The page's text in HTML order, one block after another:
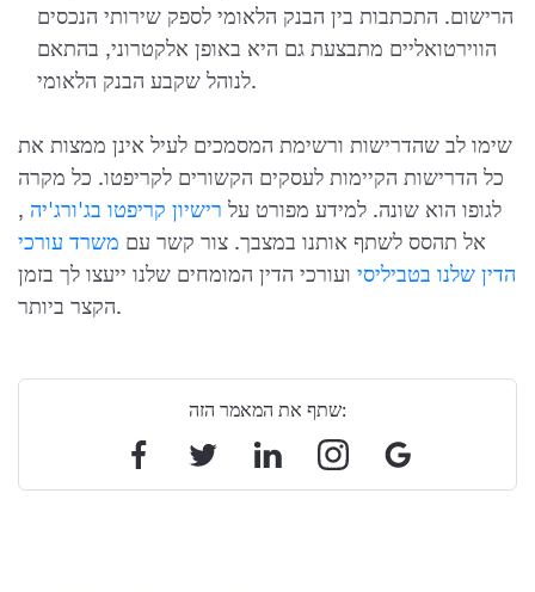
הרישום. התכתבות בין הבנק הלאומי לספק שירותי הנכסים
הווירטואליים מתבצעת גם היא באופן אלקטרוני, בהתאם
לנוהל שקבע הבנק הלאומי.
שימו לב שהדרישות ורשימת המסמכים לעיל אינן ממצות את
כל הדרישות הקיימות לעסקים הקשורים לקריפטו. כל מקרה
לגופו הוא שונה. למידע מפורט על רישיון קריפטו בג'ורג'יה ,
אל תהסס לשתף אותנו במצבך. צור קשר עם משרד עורכי
הדין שלנו בטביליסי ועורכי הדין המומחים שלנו ייעצו לך בזמן
הקצר ביותר.
שתף את המאמר הזה: